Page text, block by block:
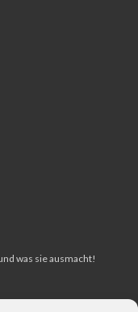
was sie ausmacht!